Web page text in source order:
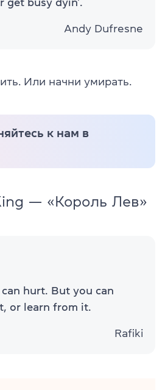
get busy dyin’.
Andy Dufresne
Или начни умирать.
к нам в
— «Король Лев»
hurt. But you can
or learn from it.
Rafiki